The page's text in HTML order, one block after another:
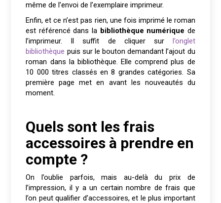
même de l’envoi de l’exemplaire imprimeur.
Enfin, et ce n’est pas rien, une fois imprimé le roman
est référencé dans la bibliothèque numérique de
l’imprimeur. Il suffit de cliquer sur l’onglet
bibliothèque puis sur le bouton demandant l’ajout du
roman dans la bibliothèque. Elle comprend plus de
10 000 titres classés en 8 grandes catégories. Sa
première page met en avant les nouveautés du
moment.
Quels sont les frais
accessoires à prendre en
compte ?
On l’oublie parfois, mais au-delà du prix de
l’impression, il y a un certain nombre de frais que
l’on peut qualifier d’accessoires, et le plus important